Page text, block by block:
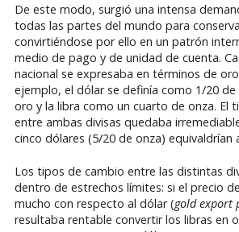
De este modo, surgió una intensa
todas las partes del mundo para
convirtiéndose por ello en un patrón
medio de pago y de unidad de cuenta.
nacional se expresaba en términos de
ejemplo, el dólar se definía como 1/20 de
oro y la libra como un cuarto de onza. El
entre ambas divisas quedaba
cinco dólares (5/20 de onza) equivaldrían
Los tipos de cambio entre las distintas
dentro de estrechos límites: si el precio
mucho con respecto al dólar (gold export
resultaba rentable convertir los libras en